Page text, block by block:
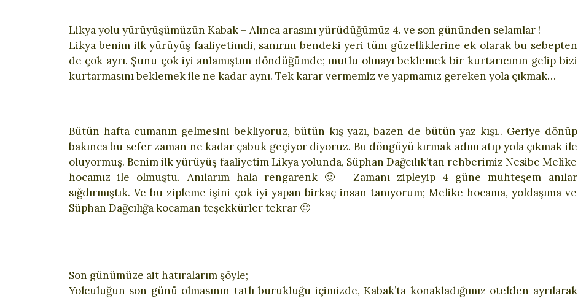
Likya yolu yürüyüşümüzün Kabak – Alınca arasını yürüdüğümüz 4. ve son gününden selamlar !
Likya benim ilk yürüyüş faaliyetimdi, sanırım bendeki yeri tüm güzelliklerine ek olarak bu sebepten
de çok ayrı. Şunu çok iyi anlamıştım döndüğümde; mutlu olmayı beklemek bir kurtarıcının gelip bizi
kurtarmasını beklemek ile ne kadar aynı. Tek karar vermemiz ve yapmamız gereken yola çıkmak…
Bütün hafta cumanın gelmesini bekliyoruz, bütün kış yazı, bazen de bütün yaz kışı.. Geriye dönüp
bakınca bu sefer zaman ne kadar çabuk geçiyor diyoruz. Bu döngüyü kırmak adım atıp yola çıkmak ile
oluyormuş. Benim ilk yürüyüş faaliyetim Likya yolunda, Süphan Dağcılık’tan rehberimiz Nesibe Melike
hocamız ile olmuştu. Anılarım hala rengarenk 🙂 Zamanı zipleyip 4 güne muhteşem anılar
sığdırmıştık. Ve bu zipleme işini çok iyi yapan birkaç insan tanıyorum; Melike hocama, yoldaşıma ve
Süphan Dağcılığa kocaman teşekkürler tekrar 🙂
Son günümüze ait hatıralarım şöyle;
Yolculuğun son günü olmasının tatlı burukluğu içimizde, Kabak’ta konakladığımız otelden ayrılarak